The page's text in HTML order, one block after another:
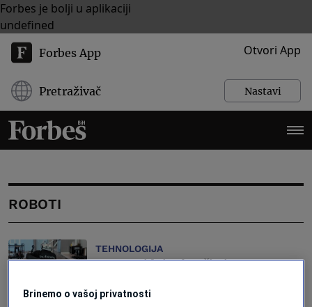
Forbes je bolji u aplikaciji
undefined
Forbes App Otvori App
Pretraživač Nastavi
ROBOTI
TEHNOLOGIJA
Humanoidni robot čisti stanove za
Forbes Slovenija
Brinemo o vašoj privatnosti